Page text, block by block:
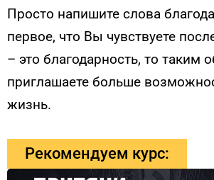
Просто напишите слова
первое, что Вы чувствуете
– это благодарность, то таким
приглашаете больше
жизнь.
Рекомендуем курс: